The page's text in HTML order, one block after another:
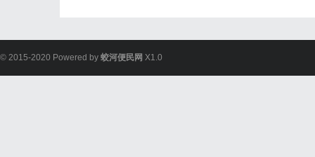
© 2015-2020 Powered by 蛟河便民网 X1.0